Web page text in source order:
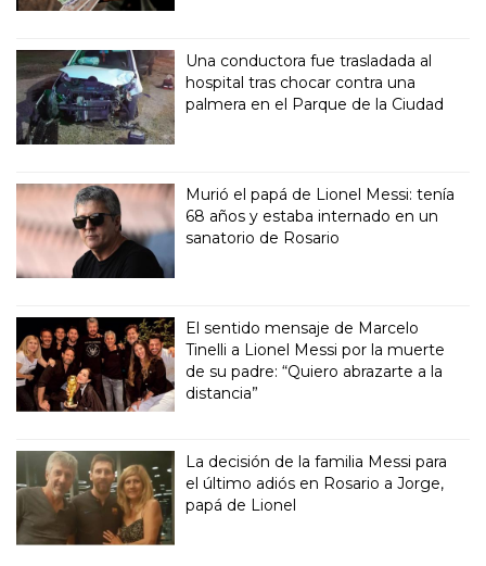
Una conductora fue trasladada al
hospital tras chocar contra una
palmera en el Parque de la Ciudad
Murió el papá de Lionel Messi: tenía
68 años y estaba internado en un
sanatorio de Rosario
El sentido mensaje de Marcelo
Tinelli a Lionel Messi por la muerte
de su padre: “Quiero abrazarte a la
distancia”
La decisión de la familia Messi para
el último adiós en Rosario a Jorge,
papá de Lionel